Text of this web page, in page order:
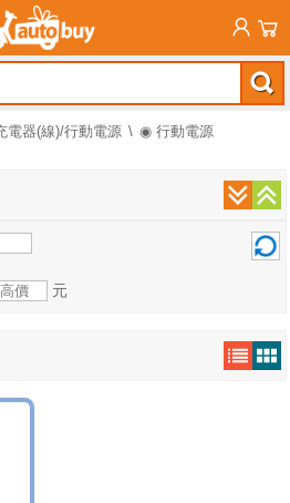
電器(線)/行動電源
◉ 行動電源
元